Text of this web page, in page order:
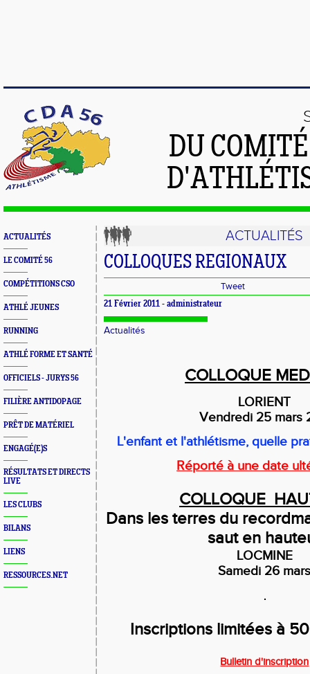
DU
ACTUALITÉS
LE COMITÉ 56
COMPÉTITIONS CSO
ATHLÉ JEUNES
RUNNING
ATHLÉ FORME ET SANTÉ
OFFICIELS - JURYS 56
FILIÈRE ANTIDOPAGE
PRÊT DE MATÉRIEL
ENGAGÉ(E)S
RÉSULTATS ET DIRECTS
LIVE
LES CLUBS
BILANS
LIENS
RESSOURCES.NET
ACTUALITÉS
COLLOQUES REGIONAUX
Tweet
21 Février 2011 - administrateur
Actualités
COLLOQUE
LORIENT
Vendredi 25 mars
L'enfant et l'athlétisme, quelle
Réporté à une date
COLLOQUE
Dans les terres du
saut en
LOCMINE
Samedi 26
Inscriptions limitées à
Bulletin d'inscription